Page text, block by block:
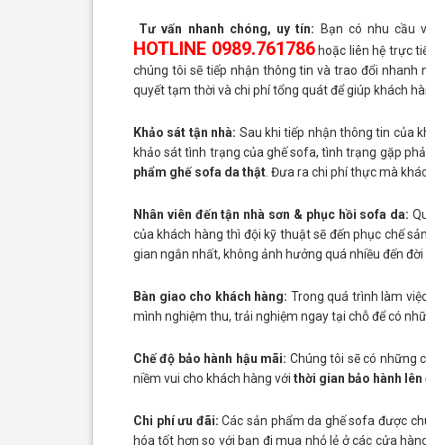
Tư vấn nhanh chóng, uy tín: Bạn có nhu cầu
HOTLINE 0989.761786hoặc liên hệ trực
chúng tôi sẽ tiếp nhận thông tin và trao đổi nhanh
quyết tạm thời và chi phí tổng quát để giúp khách
Khảo sát tận nhà: Sau khi tiếp nhận thông tin của
khảo sát tình trạng của ghế sofa, tình trạng gặp
phẩm ghế sofa da thật. Đưa ra chi phí thực mà
Nhân viên đến tận nhà sơn & phục hồi sofa da:
của khách hàng thì đội kỹ thuật sẽ đến phục chế
gian ngắn nhất, không ảnh hưởng quá nhiều đến
Bàn giao cho khách hàng: Trong quá trình làm
mình nghiệm thu, trải nghiệm ngay tại chỗ để có
Chế độ bảo hành hậu mãi: Chúng tôi sẽ có những
niềm vui cho khách hàng với thời gian bảo hành lên
Chi phí ưu đãi: Các sản phẩm da ghế sofa được
hóa tốt hơn so với bạn đi mua nhỏ lẻ ở các cửa